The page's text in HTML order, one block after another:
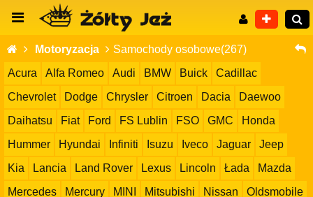
Motoryzacja
Samochody osobowe(267)
Acura
Alfa Romeo Audi BMW Buick
Cadillac
Chevrolet
Dodge Chrysler Citroen Dacia
Daewoo
Daihatsu
Fiat Ford FS Lublin FSO GMC
Honda
Hummer
Hyundai Infiniti Isuzu Iveco Jaguar
Jeep
Kia
Lancia Land Rover Lexus Lincoln Łada
Mazda
Mercedes
Mercury MINI Mitsubishi Nissan
Oldsmobile